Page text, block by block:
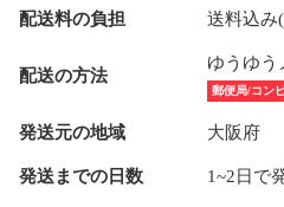
配送料の負担 送料込み
配送の方法
ゆうゆう
郵便局/コン
発送元の地域 大阪府
発送までの日数 1~2日で